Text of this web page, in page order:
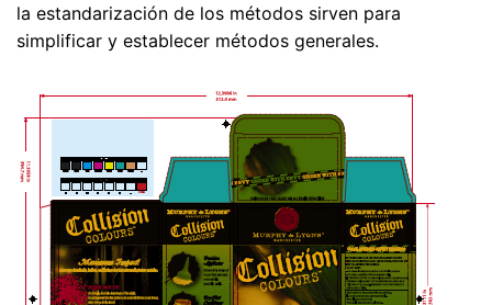
la estandarización de los métodos sirven para
simplificar y establecer métodos generales.